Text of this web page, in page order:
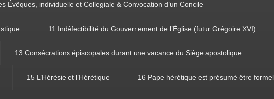
Évêques, individuelle et Collegiale & Convocation d’un Concile
11 Indéfectibilité du Gouvernement de l’Église (futur Grégoire XVI)
13 Consécrations épiscopales durant une vacance du Siège apostolique
15 L’Hérésie et l’Hérétique 16 Pape hérétique est présumé être formel